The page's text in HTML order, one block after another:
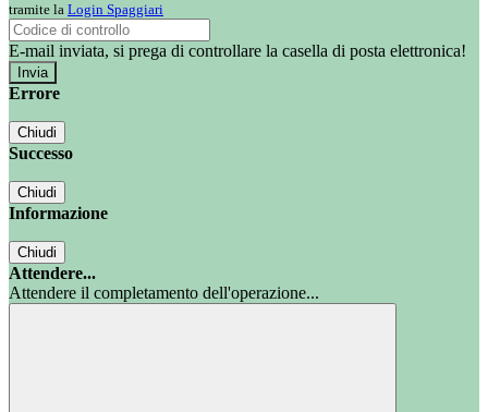
tramite la Login Spaggiari
E-mail inviata, si prega di controllare la casella di posta elettronica!
Errore
Chiudi
Successo
Chiudi
Informazione
Chiudi
Attendere...
Attendere il completamento dell'operazione...